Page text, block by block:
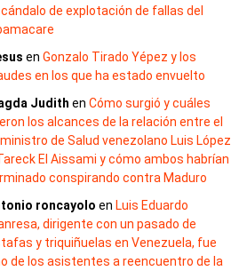
de explotación de fallas del
enGonzalo Tirado Yépez y los
en los que ha estado envuelto
Judith enCómo surgió y cuáles
los alcances de la relación entre el
de Salud venezolano Luis López
El Aissami y cómo ambos habrían
conspirando contra Maduro
roncayolo en Luis Eduardo
dirigente con un pasado de
y triquiñuelas en Venezuela, fue
de los asistentes a reencuentro de la